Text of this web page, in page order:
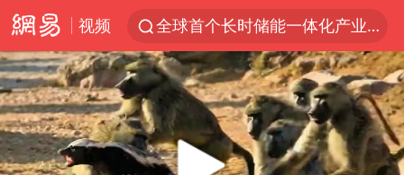
视频
全球首个长时储能一体化产业园量产
“秋天的第一杯奶茶”6岁了
台风白海豚已进入24小时警戒线
中国女篮70-67险胜尼日利亚女篮
四川宜宾市高县4.9级地震致1人死亡